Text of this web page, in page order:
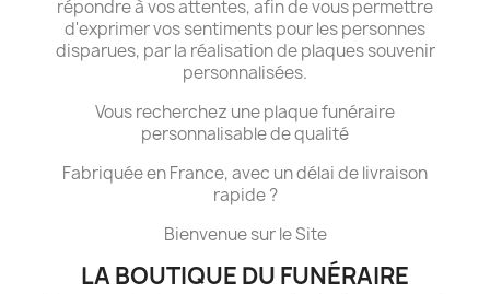
répondre à vos attentes, afin de vous permettre
d'exprimer vos sentiments pour les personnes
disparues, par la réalisation de plaques souvenir
personnalisées.
Vous recherchez une plaque funéraire
personnalisable de qualité
Fabriquée en France, avec un délai de livraison
rapide ?
Bienvenue sur le Site
LA BOUTIQUE DU FUNÉRAIRE